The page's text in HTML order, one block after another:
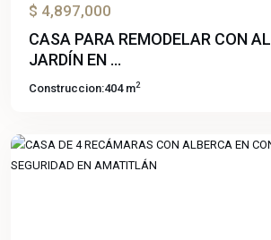
$ 4,897,000
CASA PARA REMODELAR CON
JARDÍN EN ...
Construccion:404 m2
Amatitlan ,